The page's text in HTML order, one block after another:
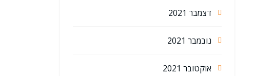
דצמבר 2021
נובמבר 2021
אוקטובר 2021